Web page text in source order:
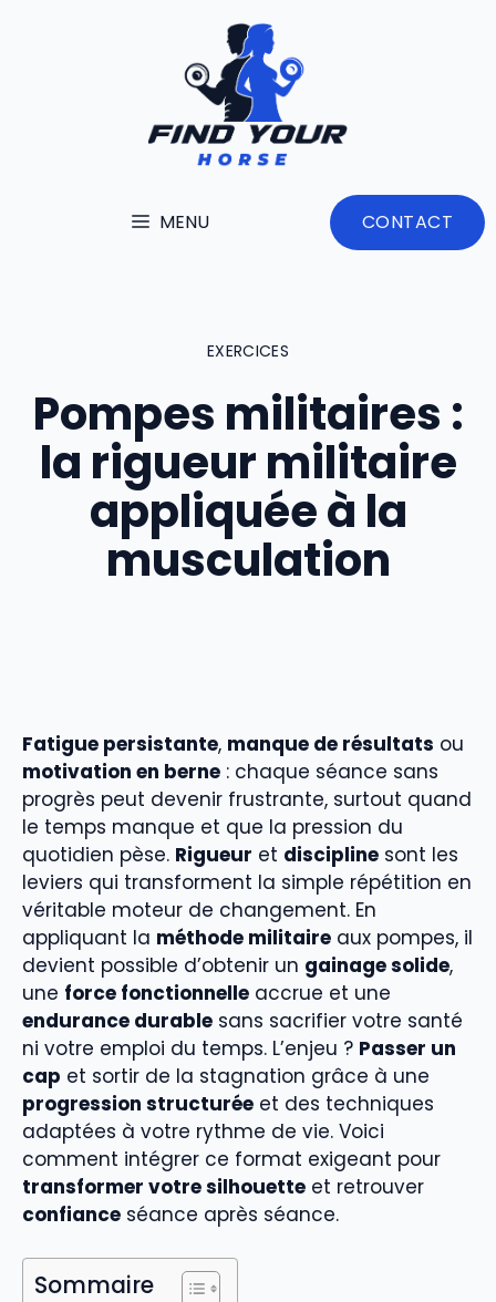
MENU CONTACT
EXERCICES
Pompes militaires :
la rigueur militaire
appliquée à la
musculation
Fatigue persistante, manque de résultats ou
motivation en berne : chaque séance sans
progrès peut devenir frustrante, surtout quand
le temps manque et que la pression du
quotidien pèse. Rigueur et discipline sont les
leviers qui transforment la simple répétition en
véritable moteur de changement. En
appliquant la méthode militaire aux pompes, il
devient possible d’obtenir un gainage solide,
une force fonctionnelle accrue et une
endurance durable sans sacrifier votre santé
ni votre emploi du temps. L’enjeu ? Passer un
cap et sortir de la stagnation grâce à une
progression structurée et des techniques
adaptées à votre rythme de vie. Voici
comment intégrer ce format exigeant pour
transformer votre silhouette et retrouver
confiance séance après séance.
Sommaire